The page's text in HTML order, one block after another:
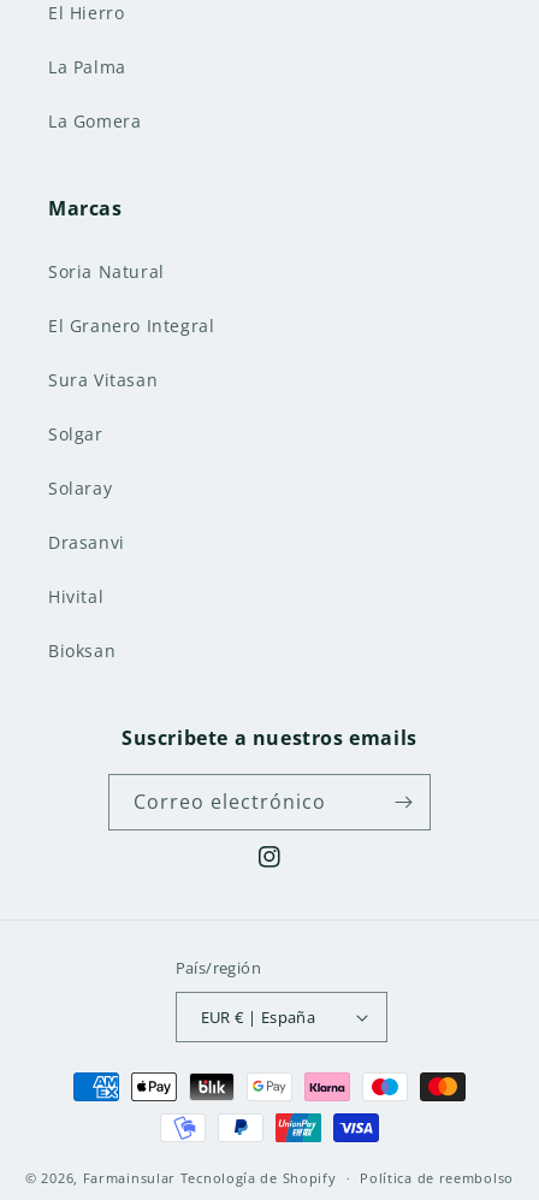
El Hierro
La Palma
La Gomera
Marcas
Soria Natural
El Granero Integral
Sura Vitasan
Solgar
Solaray
Drasanvi
Hivital
Bioksan
Suscribete a nuestros emails
Correo electrónico
Instagram
País/región
EUR € | España
Formas
© 2026, Farmainsular Tecnología de Shopify Política de reembolso